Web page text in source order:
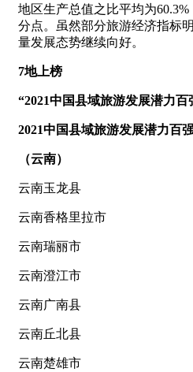
地区生产总值之比平均为
分点。虽然部分旅游经济指标
量发展态势继续向好。
7地上榜
“2021中国县域旅游发展潜力百
2021中国县域旅游发展潜力百
（云南）
云南玉龙县
云南香格里拉市
云南瑞丽市
云南澄江市
云南广南县
云南丘北县
云南楚雄市